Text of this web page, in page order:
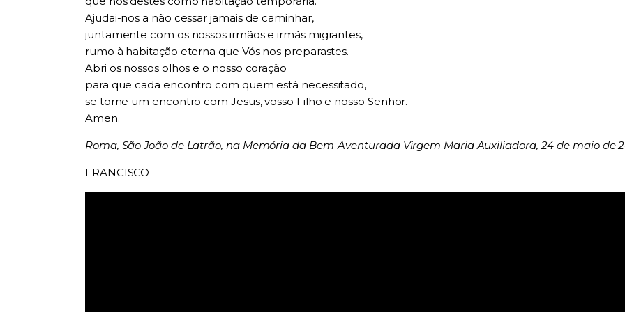
Ajudai-nos a não cessar jamais de caminhar,
juntamente com os nossos irmãos e irmãs migrantes,
rumo à habitação eterna que Vós nos preparastes.
Abri os nossos olhos e o nosso coração
para que cada encontro com quem está necessitado,
se torne um encontro com Jesus, vosso Filho e nosso Senhor.
Amen.
Roma, São João de Latrão, na Memória da Bem-Aventurada Virgem Maria Auxiliadora, 24 de maio de
FRANCISCO